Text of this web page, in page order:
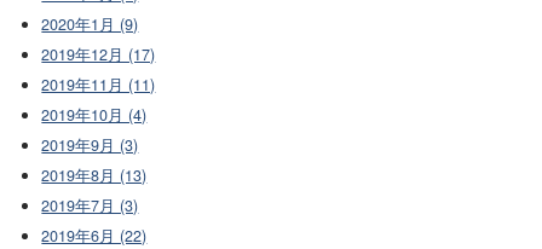
2020年1月 (9)
2019年12月 (17)
2019年11月 (11)
2019年10月 (4)
2019年9月 (3)
2019年8月 (13)
2019年7月 (3)
2019年6月 (22)